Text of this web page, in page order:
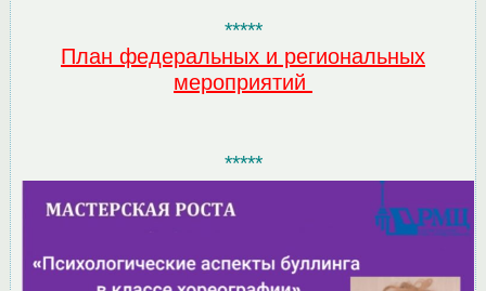
*****
План федеральных и региональных
мероприятий
*****